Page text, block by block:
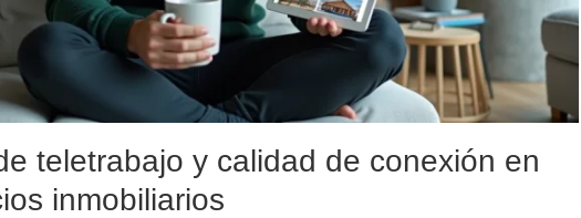
teletrabajo y calidad de conexión en
inmobiliarios